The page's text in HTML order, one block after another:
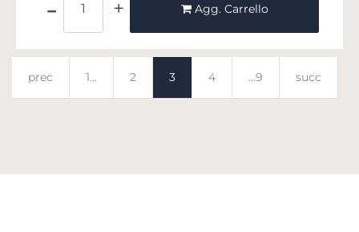
Agg. Carrello
prec 1... 2 3 4 ...9 succ